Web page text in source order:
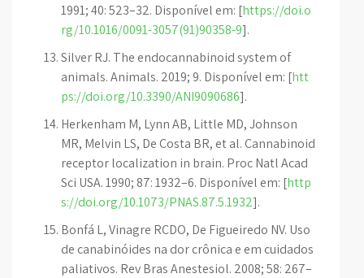
1991; 40: 523–32. Disponível em: [https://doi.o
rg/10.1016/0091-3057(91)90358-9].
Silver RJ. The endocannabinoid system of
animals. Animals. 2019; 9. Disponível em: [htt
ps://doi.org/10.3390/ANI9090686].
Herkenham M, Lynn AB, Little MD, Johnson
MR, Melvin LS, De Costa BR, et al. Cannabinoid
receptor localization in brain. Proc Natl Acad
Sci USA. 1990; 87: 1932–6. Disponível em: [http
s://doi.org/10.1073/PNAS.87.5.1932].
Bonfá L, Vinagre RCDO, De Figueiredo NV. Uso
de canabinóides na dor crônica e em cuidados
paliativos. Rev Bras Anestesiol. 2008; 58: 267–